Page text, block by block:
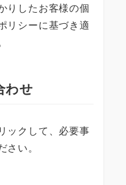
りしたお客様の個
リシーに基づき適
わせ
ックして、必要事
い。